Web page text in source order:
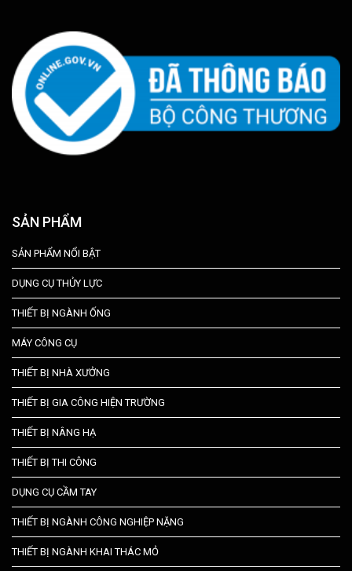
SẢN PHẨM
SẢN PHẨM NỔI BẬT
DỤNG CỤ THỦY LỰC
THIẾT BỊ NGÀNH ỐNG
MÁY CÔNG CỤ
THIẾT BỊ NHÀ XƯỞNG
THIẾT BỊ GIA CÔNG HIỆN TRƯỜNG
THIẾT BỊ NÂNG HẠ
THIẾT BỊ THI CÔNG
DỤNG CỤ CẦM TAY
THIẾT BỊ NGÀNH CÔNG NGHIỆP NẶNG
THIẾT BỊ NGÀNH KHAI THÁC MỎ